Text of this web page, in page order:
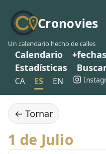
Cronovies
Un calendario hecho de calles
Calendario +fechas
Estadísticas
CA ES EN
← Tornar
1 de Julio